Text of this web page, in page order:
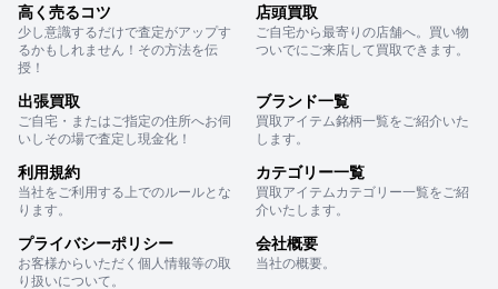
高く売るコツ
少し意識するだけで査定がアップす
るかもしれません！その方法を伝
授！
店頭買取
ご自宅から最寄りの店舗へ。買い物
ついでにご来店して買取できます。
出張買取
ご自宅・またはご指定の住所へお伺
いしその場で査定し現金化！
ブランド一覧
買取アイテム銘柄一覧をご紹介いた
します。
利用規約
当社をご利用する上でのルールとな
ります。
カテゴリー一覧
買取アイテムカテゴリー一覧をご紹
介いたします。
プライバシーポリシー
お客様からいただく個人情報等の取
り扱いについて。
会社概要
当社の概要。